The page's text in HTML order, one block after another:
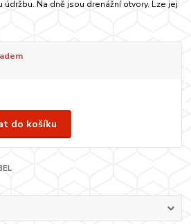
Na dně jsou drenážní otvory. Lze jej
do košíku